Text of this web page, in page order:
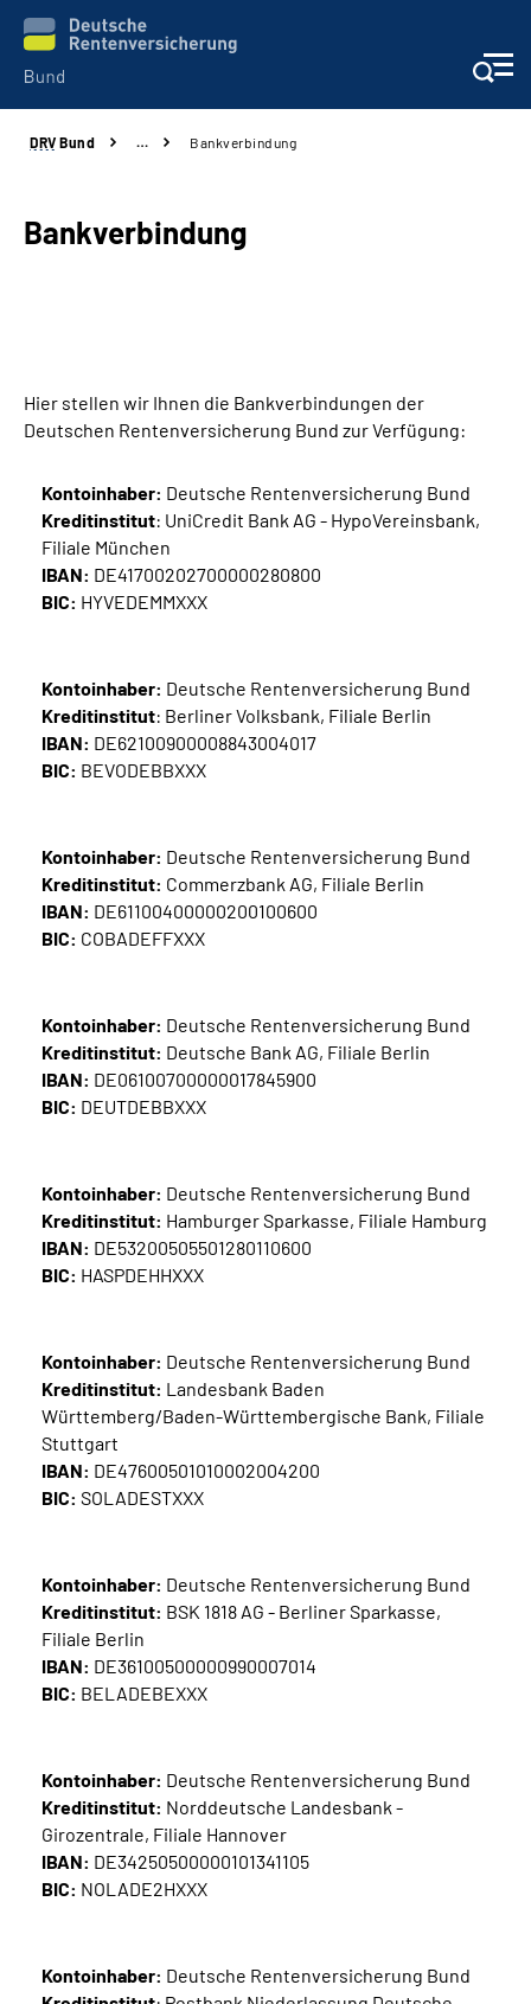
Beratung & Kontakt
Reha-Zentren
Über uns
Online-Services
Inhalte in Gebärdensprache (DGS)
Leichte Sprache
Mein Kundenportal
DRV Bund … Bankverbindung
Bankverbindung
Hier stellen wir Ihnen die Bankverbindungen der
Deutschen Rentenversicherung Bund zur Verfügung:
Kontoinhaber: Deutsche Rentenversicherung Bund
Kreditinstitut: UniCredit Bank AG - HypoVereinsbank,
Filiale München
IBAN: DE41700202700000280800
BIC: HYVEDEMMXXX
Kontoinhaber: Deutsche Rentenversicherung Bund
Kreditinstitut: Berliner Volksbank, Filiale Berlin
IBAN: DE62100900008843004017
BIC: BEVODEBBXXX
Kontoinhaber: Deutsche Rentenversicherung Bund
Kreditinstitut: Commerzbank AG, Filiale Berlin
IBAN: DE61100400000200100600
BIC: COBADEFFXXX
Kontoinhaber: Deutsche Rentenversicherung Bund
Kreditinstitut: Deutsche Bank AG, Filiale Berlin
IBAN: DE06100700000017845900
BIC: DEUTDEBBXXX
Kontoinhaber: Deutsche Rentenversicherung Bund
Kreditinstitut: Hamburger Sparkasse, Filiale Hamburg
IBAN: DE53200505501280110600
BIC: HASPDEHHXXX
Kontoinhaber: Deutsche Rentenversicherung Bund
Kreditinstitut: Landesbank Baden
Württemberg/Baden-Württembergische Bank, Filiale
Stuttgart
IBAN: DE47600501010002004200
BIC: SOLADESTXXX
Kontoinhaber: Deutsche Rentenversicherung Bund
Kreditinstitut: BSK 1818 AG - Berliner Sparkasse,
Filiale Berlin
IBAN: DE36100500000990007014
BIC: BELADEBEXXX
Kontoinhaber: Deutsche Rentenversicherung Bund
Kreditinstitut: Norddeutsche Landesbank -
Girozentrale, Filiale Hannover
IBAN: DE34250500000101341105
BIC: NOLADE2HXXX
Kontoinhaber: Deutsche Rentenversicherung Bund